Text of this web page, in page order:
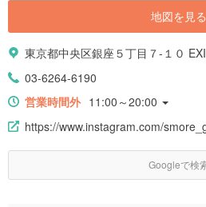
地図を見る
東京都中央区銀座５丁目７-１０
03-6264-6190
営業時間外 11:00～20:00
https://www.instagram.com/
Googleで検